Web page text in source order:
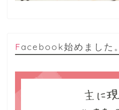
Facebook始めました。